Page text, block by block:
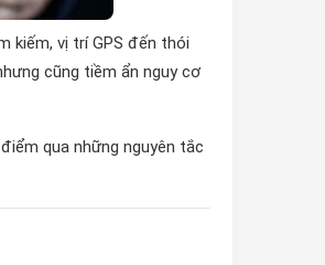
kiếm, vị trí GPS đến thói
cũng tiềm ẩn nguy cơ
qua những nguyên tắc